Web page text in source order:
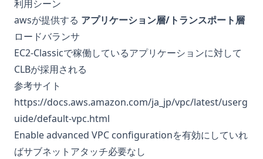
利用シーン
awsが提供する アプリケーション層/トランスポート層
ロードバランサ
EC2-Classicで稼働しているアプリケーションに対して
CLBが採用される
参考サイト
https://docs.aws.amazon.com/ja_jp/vpc/latest/userg
uide/default-vpc.html
Enable advanced VPC configurationを有効にしていれ
ばサブネットアタッチ必要なし